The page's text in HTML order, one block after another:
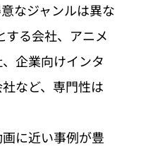
なジャンルは異な
する会社、アニメ
企業向けインタ
など、専門性は
に近い事例が豊